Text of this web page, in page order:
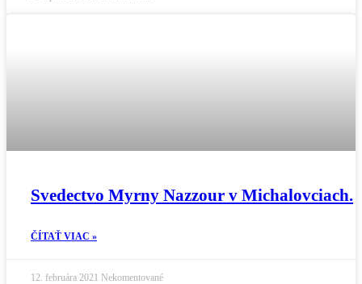
Svedectvo Myrny Nazzour v Michalovciach.
ČÍTAŤ VIAC »
12. februára 2021 Nekomentované